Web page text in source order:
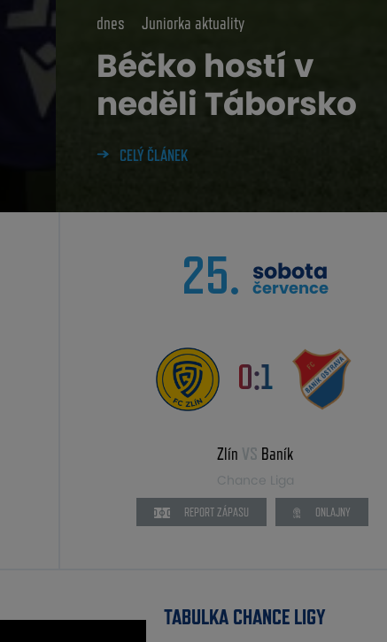
dnes Juniorka aktuality
Béčko hostí v
neděli Táborsko
CELÝ ČLÁNEK
25. sobota
července
0:1
Zlín VS Baník
Chance Liga
REPORT ZÁPASU ONLAJNY
TABULKA CHANCE LIGY